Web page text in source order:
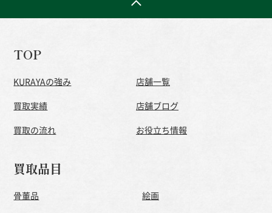
TOP
KURAYAの強み
買取実績
買取の流れ
店舗一覧
店舗ブログ
お役立ち情報
買取品目
骨董品
絵画